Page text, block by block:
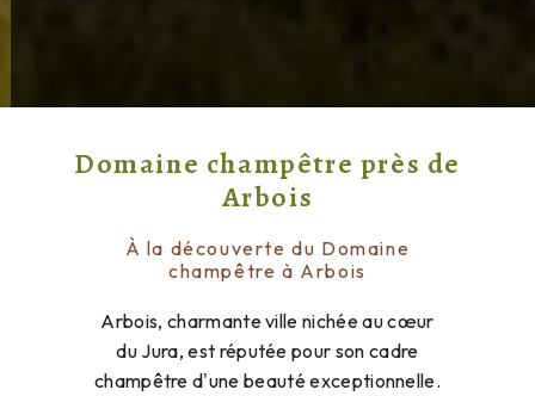
Domaine champêtre près de
Arbois
À la découverte du Domaine
champêtre à Arbois
Arbois, charmante ville nichée au cœur
du Jura, est réputée pour son cadre
champêtre d'une beauté exceptionnelle.